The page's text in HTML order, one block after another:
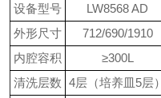
设备型号
LW8568 AD
外形尺寸
712/690/1910
内腔容积
≥300L
清洗层数 4层（培养皿5层）